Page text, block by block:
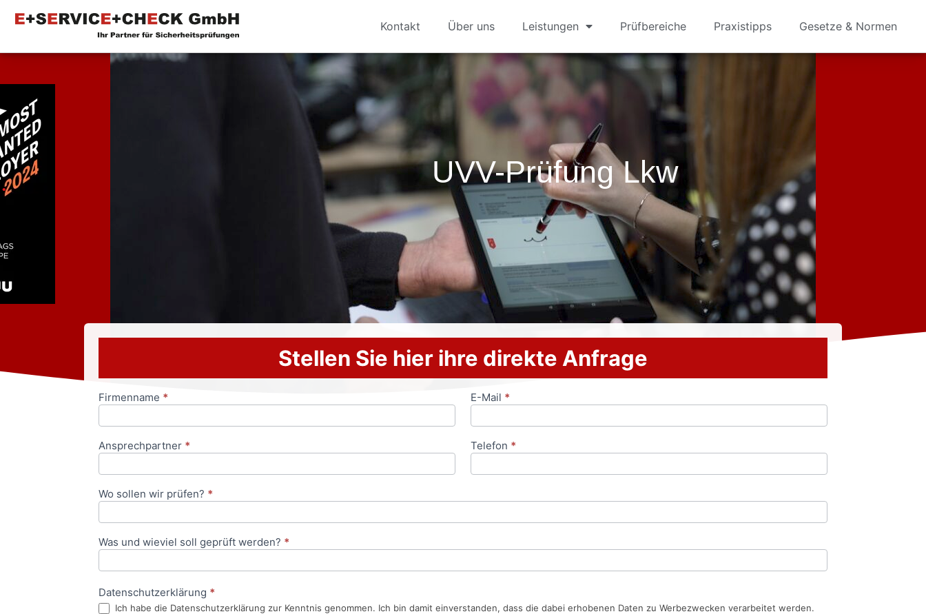
Kontakt Über uns Leistungen Prüfbereiche Praxistipps Gesetze & Normen
UVV-Prüfung Lkw
Stellen Sie hier ihre direkte Anfrage
Anfrageformular
Firmenname * E-Mail *
Ansprechpartner * Telefon *
Wo sollen wir prüfen? *
Was und wieviel soll geprüft werden? *
Datenschutzerklärung *
Ich habe die Datenschutzerklärung zur Kenntnis genommen. Ich bin damit einverstanden, dass die dabei erhobenen Daten zu Werbezwecken verarbeitet werden.